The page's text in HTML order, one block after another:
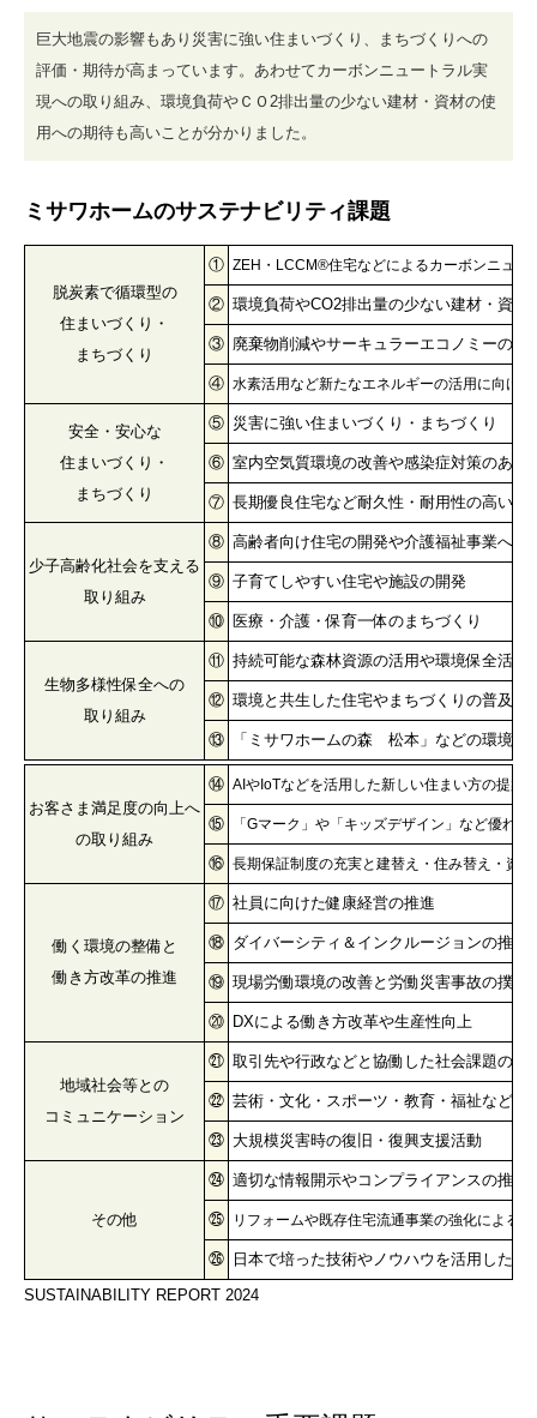
巨大地震の影響もあり災害に強い住まいづくり、まちづくりへの
評価・期待が高まっています。あわせてカーボンニュートラル実
現への取り組み、環境負荷やＣＯ2排出量の少ない建材・資材の使
用への期待も高いことが分かりました。
ミサワホームのサステナビリティ課題
脱炭素で循環型の
住まいづくり・
まちづくり
① ZEH・LCCM®住宅などによるカーボンニュー
② 環境負荷やCO2排出量の少ない建材・資材
③ 廃棄物削減やサーキュラーエコノミーの活
④ 水素活用など新たなエネルギーの活用に向け
安全・安心な
住まいづくり・
まちづくり
⑤ 災害に強い住まいづくり・まちづくり
⑥ 室内空気質環境の改善や感染症対策のある
⑦ 長期優良住宅など耐久性・耐用性の高い住
少子高齢化社会を支える
取り組み
⑧ 高齢者向け住宅の開発や介護福祉事業への
⑨ 子育てしやすい住宅や施設の開発
⑩ 医療・介護・保育一体のまちづくり
生物多様性保全への
取り組み
⑪ 持続可能な森林資源の活用や環境保全活動
⑫ 環境と共生した住宅やまちづくりの普及推
⑬ 「ミサワホームの森 松本」などの環境保
お客さま満足度の向上へ
の取り組み
⑭ AIやIoTなどを活用した新しい住まい方の提案
⑮ 「Gマーク」や「キッズデザイン」など優れ
⑯ 長期保証制度の充実と建替え・住み替え・資
働く環境の整備と
働き方改革の推進
⑰ 社員に向けた健康経営の推進
⑱ ダイバーシティ＆インクルージョンの推進
⑲ 現場労働環境の改善と労働災害事故の撲滅
⑳ DXによる働き方改革や生産性向上
地域社会等との
コミュニケーション
㉑ 取引先や行政などと協働した社会課題の解
㉒ 芸術・文化・スポーツ・教育・福祉などの
㉓ 大規模災害時の復旧・復興支援活動
その他
㉔ 適切な情報開示やコンプライアンスの推進
㉕ リフォームや既存住宅流通事業の強化による
㉖
日本で培った技術やノウハウを活用した海
SUSTAINABILITY REPORT 2024